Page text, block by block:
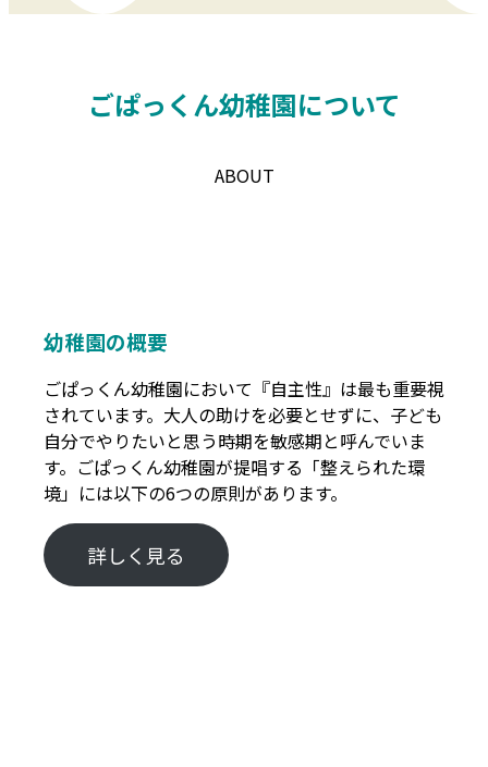
ごぱっくん幼稚園について
ABOUT
幼稚園の概要
ごぱっくん幼稚園において『自主性』は最も重要視
されています。大人の助けを必要とせずに、子ども
自分でやりたいと思う時期を敏感期と呼んでいま
す。ごぱっくん幼稚園が提唱する「整えられた環
境」には以下の6つの原則があります。
詳しく見る